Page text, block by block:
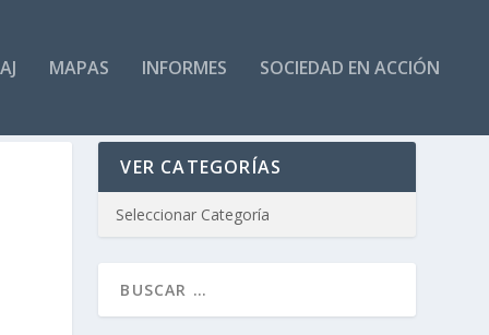
MAPAS INFORMES SOCIEDAD EN ACCIÓN
VER CATEGORÍAS